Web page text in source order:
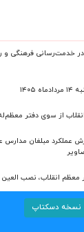
ایلامی در خدمت‌رسانی
از سوی دفتر
عملکرد مبلغان مدارس
معظم انقلاب، نصب
نسخه دسکتاپ